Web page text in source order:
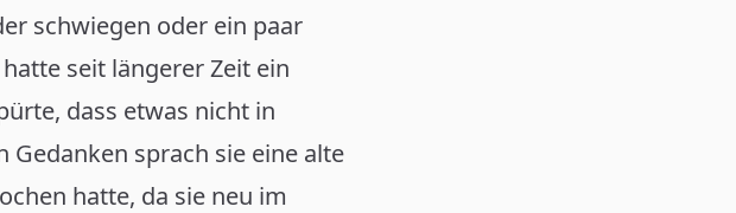
schwiegen oder ein paar
seit längerer Zeit ein
dass etwas nicht in
sprach sie eine alte
hatte, da sie neu im